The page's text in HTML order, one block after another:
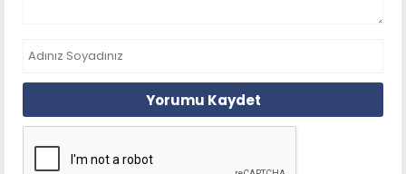
Yorumu Kaydet